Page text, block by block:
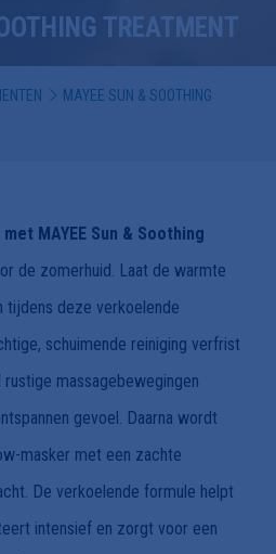
TREATMENT
MAYEE SUN & SOOTHING
MAYEE Sun & Soothing
de zomerhuid. Laat de warmte
tijdens deze verkoelende
schuimende reiniging verfrist
massagebewegingen
gevoel. Daarna wordt
masker met een zachte
De verkoelende formule helpt
intensief en zorgt voor een